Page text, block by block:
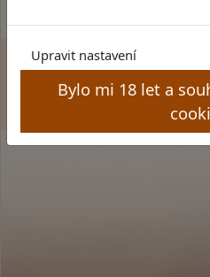
Upravit nastavení
Bylo mi 18 let a
Zákaz prodeje alkoholu
© GLENTYNO s.r.o.